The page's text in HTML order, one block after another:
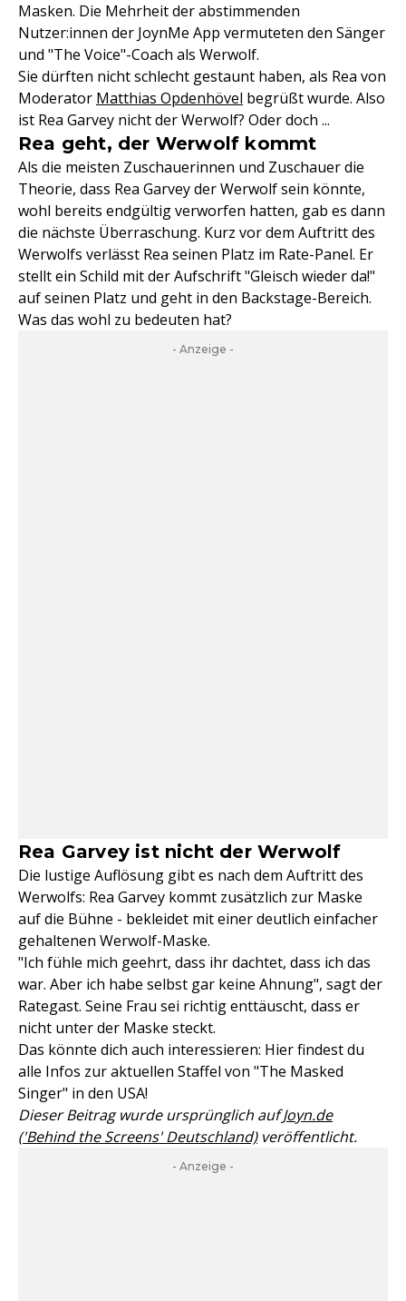
Masken. Die Mehrheit der abstimmenden
Nutzer:innen der JoynMe App vermuteten den Sänger
und "The Voice"-Coach als Werwolf.
Sie dürften nicht schlecht gestaunt haben, als Rea von
Moderator Matthias Opdenhövel begrüßt wurde. Also
ist Rea Garvey nicht der Werwolf? Oder doch ...
Rea geht, der Werwolf kommt
Als die meisten Zuschauerinnen und Zuschauer die
Theorie, dass Rea Garvey der Werwolf sein könnte,
wohl bereits endgültig verworfen hatten, gab es dann
die nächste Überraschung. Kurz vor dem Auftritt des
Werwolfs verlässt Rea seinen Platz im Rate-Panel. Er
stellt ein Schild mit der Aufschrift "Gleisch wieder da!"
auf seinen Platz und geht in den Backstage-Bereich.
Was das wohl zu bedeuten hat?
- Anzeige -
Rea Garvey ist nicht der Werwolf
Die lustige Auflösung gibt es nach dem Auftritt des
Werwolfs: Rea Garvey kommt zusätzlich zur Maske
auf die Bühne - bekleidet mit einer deutlich einfacher
gehaltenen Werwolf-Maske.
"Ich fühle mich geehrt, dass ihr dachtet, dass ich das
war. Aber ich habe selbst gar keine Ahnung", sagt der
Rategast. Seine Frau sei richtig enttäuscht, dass er
nicht unter der Maske steckt.
Das könnte dich auch interessieren: Hier findest du
alle Infos zur aktuellen Staffel von "The Masked
Singer" in den USA!
Dieser Beitrag wurde ursprünglich aufJoyn.de
('Behind the Screens' Deutschland)veröffentlicht.
- Anzeige -